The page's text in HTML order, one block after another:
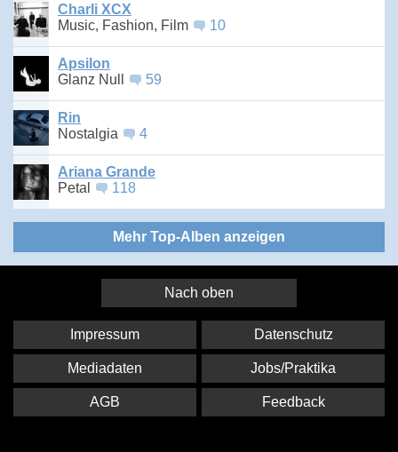
Charli XCX
Music, Fashion, Film
10
Apsilon
Glanz Null
59
Rin
Nostalgia
4
Ariana Grande
Petal
118
Mehr Top-Alben anzeigen
Nach oben
Impressum Datenschutz
Mediadaten Jobs/Praktika
AGB Feedback